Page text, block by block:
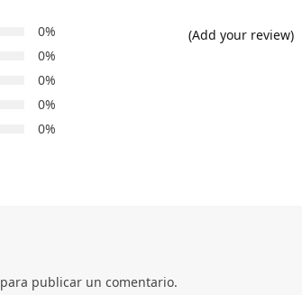
0%
0%
0%
0%
0%
(Add your review)
para publicar un comentario.